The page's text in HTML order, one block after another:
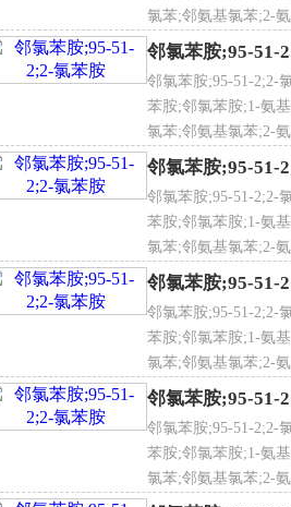
分子量127.572
CAS登录号95-51-2
EINECS登录号 202-426-4
邻氯苯胺分子结构数据
摩尔折射率：35.38
摩尔体积（cm3/mol）：103.6
等张比容（90.2K）：268.9
表面张力（dyne/cm）：45.3
极化率（10-24cm3）：14.02
邻氯苯胺计算化学数据
疏水参数计算参考值（XlogP）：1.9
氢键供体数量：1
氢键受体数量：1
可旋转化学键数量：0
互变异构体数量：0
拓扑分子极性表面积（TPSA）：26
重原子数量：8
同位素原子数量：0
氯苯;邻氨基氯苯;2-
氯苯
邻氯苯胺;95-51-
邻氯苯胺;95-51-2;2-
苯胺;邻氯苯胺;1-氨
氯苯;邻氨基氯苯;2-
氯苯
邻氯苯胺;95-51-
邻氯苯胺;95-51-2;2-
苯胺;邻氯苯胺;1-氨
氯苯;邻氨基氯苯;2-
氯苯
邻氯苯胺;95-51-
邻氯苯胺;95-51-2;2-
苯胺;邻氯苯胺;1-氨
氯苯;邻氨基氯苯;2-
氯苯
邻氯苯胺;95-51-
邻氯苯胺;95-51-2;2-
苯胺;邻氯苯胺;1-氨
氯苯;邻氨基氯苯;2-
氯苯